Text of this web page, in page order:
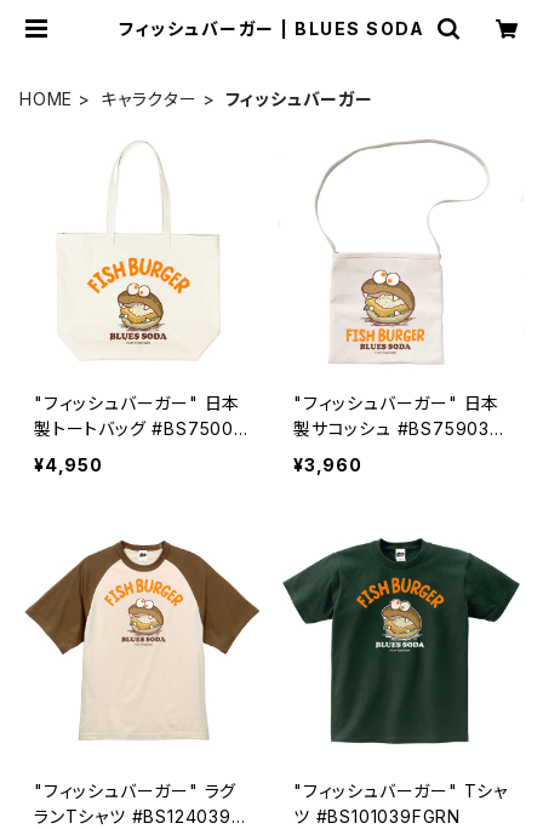
フィッシュバーガー | BLUES SODA
HOME キャラクター フィッシュバーガー
"フィッシュバーガー" 日本
製トートバッグ #BS75003
9NTL
¥4,950
"フィッシュバーガー" 日本
製サコッシュ #BS759039
NTL
¥3,960
"フィッシュバーガー" ラグ
ランTシャツ #BS124039V
"フィッシュバーガー" Tシャ
ツ #BS101039FGRN